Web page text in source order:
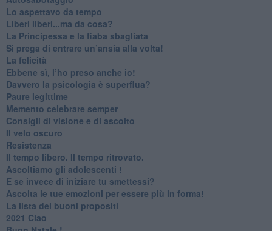
​Lo aspettavo da tempo
​Liberi liberi...ma da cosa?
​La Principessa e la fiaba sbagliata
Si prega di entrare un’ansia alla volta!
​La felicità
​Ebbene sì, l’ho preso anche io!
​Davvero la psicologia è superflua?
Paure legittime
​Memento celebrare semper
​Consigli di visione e di ascolto
​Il velo oscuro
Resistenza
​Il tempo libero. Il tempo ritrovato.
Ascoltiamo gli adolescenti !
​E se invece di iniziare tu smettessi?
​Ascolta le tue emozioni per essere più in forma!
​La lista dei buoni propositi
2021 Ciao